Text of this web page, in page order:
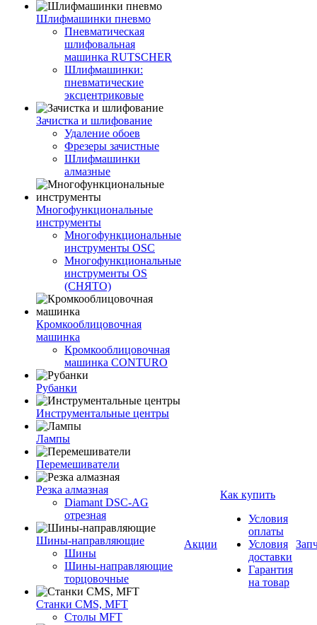
Шлифмашинки пневмо
Пневматическая
шлифовальная
машинка RUTSCHER
Шлифмашинки:
пневматические
эксцентриковые
Зачистка и шлифование
Удаление обоев
Фрезеры зачистные
Шлифмашинки
алмазные
Многофункциональные
инструменты
Многофункциональные
инструменты OSC
Многофункциональные
инструменты OS
(СНЯТО)
Кромкооблицовочная
машинка
Кромкооблицовочная
машинка CONTURO
Рубанки
Инструментальные центры
Лампы
Перемешиватели
Резка алмазная
Diamant DSC-AG
отрезная
Шины-направляющие
Шины
Шины-направляющие
торцовочные
Станки CMS, MFT
Столы MFT
Акции
Как купить
Условия
оплаты
Условия
доставки
Гарантия
на товар